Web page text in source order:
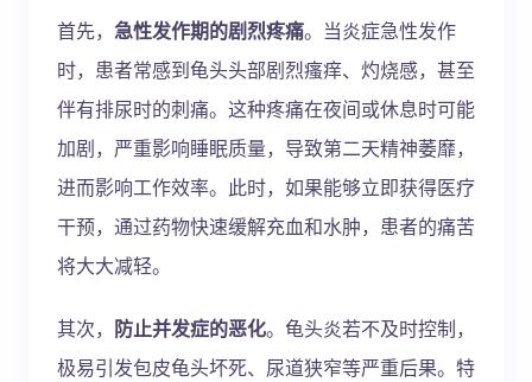
首先， 急性发作期的剧烈疼痛。当炎症急性发作
时，患者常感到龟头头部剧烈瘙痒、灼烧感，甚至
伴有排尿时的刺痛。这种疼痛在夜间或休息时可能
加剧，严重影响睡眠质量，导致第二天精神萎靡，
进而影响工作效率。此时，如果能够立即获得医疗
干预，通过药物快速缓解充血和水肿，患者的痛苦
将大大减轻。
其次， 防止并发症的恶化。龟头炎若不及时控制，
极易引发包皮龟头坏死、尿道狭窄等严重后果。特